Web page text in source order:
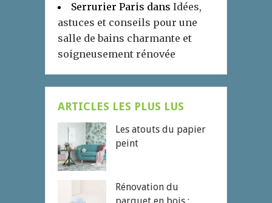
Serrurier Paris dans Idées,
astuces et conseils pour une
salle de bains charmante et
soigneusement rénovée
ARTICLES LES PLUS LUS
Les atouts du papier
peint
Rénovation du